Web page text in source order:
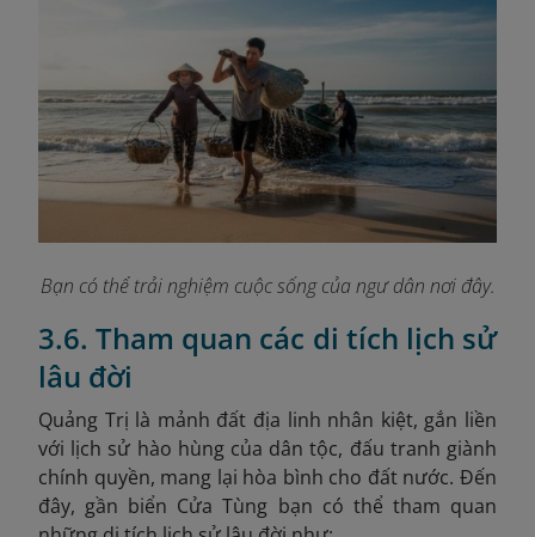
Bạn có thể trải nghiệm cuộc sống của ngư dân nơi đây.
3.6. Tham quan các di tích lịch sử
lâu đời
Quảng Trị là mảnh đất địa linh nhân kiệt, gắn liền
với lịch sử hào hùng của dân tộc, đấu tranh giành
chính quyền, mang lại hòa bình cho đất nước. Đến
đây, gần biển Cửa Tùng bạn có thể tham quan